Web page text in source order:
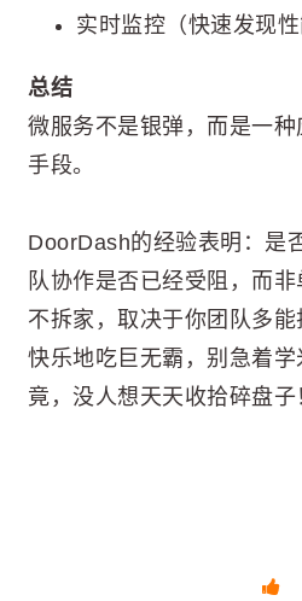
实时监控（快速发现性
总结
微服务不是银弹，而是一
手段。
DoorDash的经验表明：是
队协作是否已经受阻，而
不拆家，取决于你团队多
快乐地吃巨无霸，别急着
竟，没人想天天收拾碎盘子